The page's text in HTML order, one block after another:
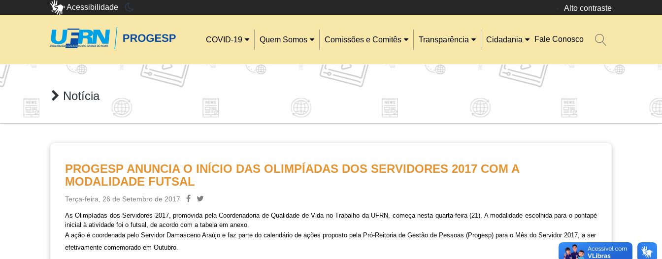
Acessibilidade Alto contraste
COVID-19 Quem Somos Comissões e Comitês Transparência Cidadania Fale Conosco
Notícia
PROGESP ANUNCIA O INÍCIO DAS OLIMPÍADAS DOS SERVIDORES 2017 COM A
MODALIDADE FUTSAL
Terça-feira, 26 de Setembro de 2017
As Olimpíadas dos Servidores 2017, promovida pela Coordenadoria de Qualidade de Vida no Trabalho da UFRN, começa nesta quarta-feira (21). A modalidade escolhida para o pontapé
inicial à atividade foi o futsal, de acordo com a tabela em anexo.
A ação é coordenada pelo Servidor Damasceno Araújo e faz parte do calendário de ações proposto pela Pró-Reitoria de Gestão de Pessoas (Progesp) para o Mês do Servidor 2017, a ser
efetivamente comemorado em Outubro.